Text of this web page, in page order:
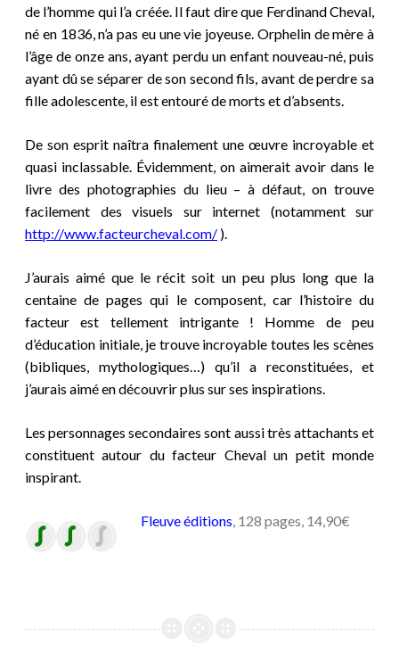
de l’homme qui l’a créée. Il faut dire que Ferdinand Cheval,
né en 1836, n’a pas eu une vie joyeuse. Orphelin de mère à
l’âge de onze ans, ayant perdu un enfant nouveau-né, puis
ayant dû se séparer de son second fils, avant de perdre sa
fille adolescente, il est entouré de morts et d’absents.
De son esprit naîtra finalement une œuvre incroyable et
quasi inclassable. Évidemment, on aimerait avoir dans le
livre des photographies du lieu – à défaut, on trouve
facilement des visuels sur internet (notamment sur
http://www.facteurcheval.com/ ).
J’aurais aimé que le récit soit un peu plus long que la
centaine de pages qui le composent, car l’histoire du
facteur est tellement intrigante ! Homme de peu
d’éducation initiale, je trouve incroyable toutes les scènes
(bibliques, mythologiques…) qu’il a reconstituées, et
j’aurais aimé en découvrir plus sur ses inspirations.
Les personnages secondaires sont aussi très attachants et
constituent autour du facteur Cheval un petit monde
inspirant.
Fleuve éditions, 128 pages, 14,90€